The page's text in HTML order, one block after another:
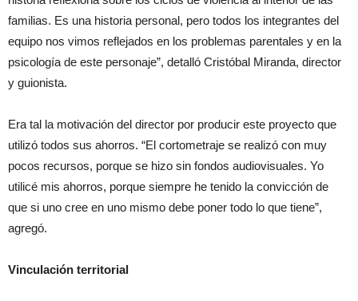
familias. Es una historia personal, pero todos los integrantes del
equipo nos vimos reflejados en los problemas parentales y en la
psicología de este personaje”, detalló Cristóbal Miranda, director
y guionista.
Era tal la motivación del director por producir este proyecto que
utilizó todos sus ahorros. “El cortometraje se realizó con muy
pocos recursos, porque se hizo sin fondos audiovisuales. Yo
utilicé mis ahorros, porque siempre he tenido la convicción de
que si uno cree en uno mismo debe poner todo lo que tiene”,
agregó.
Vinculación territorial